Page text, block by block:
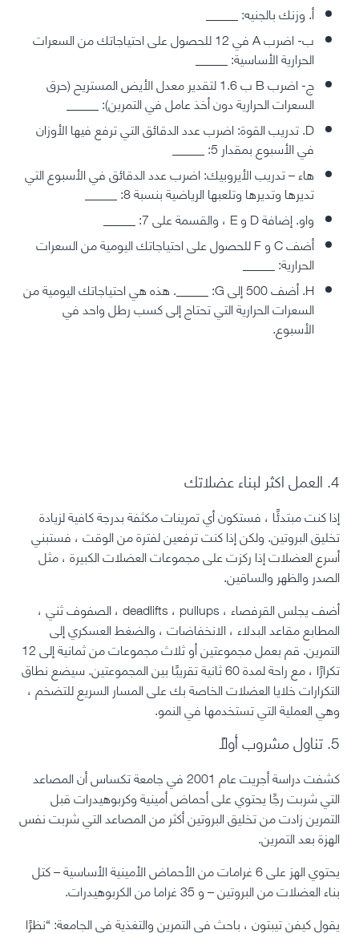
أ. وزنك بالجنيه: _____
ب- اضرب A في 12 للحصول على احتياجاتك من السعرات
الحرارية الأساسية: _____
ج- اضرب B ب 1.6 لتقدير معدل الأيض المستريح (حرق
السعرات الحرارية دون أخذ عامل في التمرين): _____
D. تدريب القوة: اضرب عدد الدقائق التي ترفع فيها الأوزان
في الأسبوع بمقدار 5: _____
هاء – تدريب الأيروبيك: اضرب عدد الدقائق في الأسبوع التي
تديرها وتديرها وتلعبها الرياضية بنسبة 8: _____
واو. إضافة D و E ، والقسمة على 7: _____
أضف C و F للحصول على احتياجاتك اليومية من السعرات
الحرارية: _____
H. أضف 500 إلى G: _____. هذه هي احتياجاتك اليومية من
السعرات الحرارية التي تحتاج إلى كسب رطل واحد في
الأسبوع.
4. العمل اكثر لبناء عضلاتك
إذا كنت مبتدئًا ، فستكون أي تمرينات مكثفة بدرجة كافية لزيادة
تخليق البروتين.ولكن إذا كنت ترفعين لفترة من الوقت ، فستبني
أسرع العضلات إذا ركزت على مجموعات العضلات الكبيرة ، مثل
الصدر والظهر والساقين.
أضف يجلس القرفصاء ، deadlifts ، pullups ، الصفوف ثني ،
المطابع مقاعد البدلاء ، الانخفاضات ، والضغط العسكري إلى
التمرين. قم بعمل مجموعتين أو ثلاث مجموعات من ثمانية إلى 12
تكرارًا ، مع راحة لمدة 60 ثانية تقريبًا بين المجموعتين. سيضع نطاق
التكرارات خلايا العضلات الخاصة بك على المسار السريع للتضخم ،
وهي العملية التي تستخدمها في النمو.
5. تناول مشروب أولاً
كشفت دراسة أجريت عام 2001 في جامعة تكساس أن المصاعد
التي شربت رجًا يحتوي على أحماض أمينية وكربوهيدرات قبل
التمرين زادت من تخليق البروتين أكثر من المصاعد التي شربت نفس
الهزة بعد التمرين.
يحتوي الهز على 6 غرامات من الأحماض الأمينية الأساسية – كتل
بناء العضلات من البروتين – و 35 غراما من الكربوهيدرات.
يقول كيفن تيبتون ، باحث في التمرين والتغذية في الجامعة: “نظرًا